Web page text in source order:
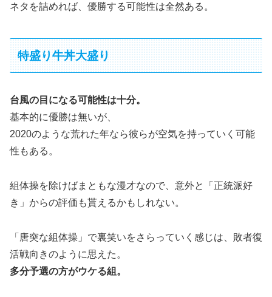
ネタを詰めれば、優勝する可能性は全然ある。
特盛り牛丼大盛り
台風の目になる可能性は十分。
基本的に優勝は無いが、
2020のような荒れた年なら彼らが空気を持っていく可能
性もある。
組体操を除けばまともな漫才なので、意外と「正統派好
き」からの評価も貰えるかもしれない。
「唐突な組体操」で裏笑いをさらっていく感じは、敗者復
活戦向きのように思えた。
多分予選の方がウケる組。